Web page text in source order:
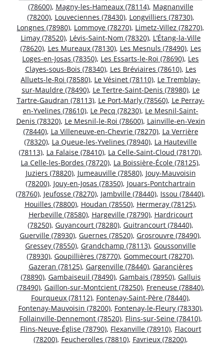
(78600), Magny-les-Hameaux (78114), Magnanville
(78200), Louveciennes (78430), Longvilliers (78730),
Longnes (78980), Lommoye (78270), Limetz-Villez (78270),
Limay (78520), Lévis-Saint-Nom (78320), L’Étang-la-Ville
(78620), Les Mureaux (78130), Les Mesnuls (78490), Les
Loges-en-Josas (78350), Les Essarts-le-Roi (78690), Les
Clayes-sous-Bois (78340), Les Bréviaires (78610), Les
Alluets-le-Roi (78580), Le Vésinet (78110), Le Tremblay-
sur-Mauldre (78490), Le Tertre-Saint-Denis (78980), Le
Tartre-Gaudran (78113), Le Port-Marly (78560), Le Perray-
en-Yvelines (78610), Le Pecq (78230), Le Mesnil-Saint-
Denis (78320), Le Mesnil-le-Roi (78600), Lainville-en-Vexin
(78440), La Villeneuve-en-Chevrie (78270), La Verrière
(78320), La Queue-les-Yvelines (78940), La Hauteville
(78113), La Falaise (78410), La Celle-Saint-Cloud (78170),
La Celle-les-Bordes (78720), La Boissière-École (78125),
Juziers (78820), Jumeauville (78580), Jouy-Mauvoisin
(78200), Jouy-en-Josas (78350), Jouars-Pontchartrain
(78760), Jeufosse (78270), Jambville (78440), Issou (78440),
Houilles (78800), Houdan (78550), Hermeray (78125),
Herbeville (78580), Hargeville (78790), Hardricourt
(78250), Guyancourt (78280), Guitrancourt (78440),
Guerville (78930), Guernes (78520), Grosrouvre (78490),
Gressey (78550), Grandchamp (78113), Goussonville
(78930), Goupillières (78770), Gommecourt (78270),
Gazeran (78125), Gargenville (78440), Garancières
(78890), Gambaiseuil (78490), Gambais (78950), Galluis
(78490), Gaillon-sur-Montcient (78250), Freneuse (78840),
Fourqueux (78112), Fontenay-Saint-Père (78440),
Fontenay-Mauvoisin (78200), Fontenay-le-Fleury (78330),
Follainville-Dennemont (78520), Flins-sur-Seine (78410),
Flins-Neuve-Église (78790), Flexanville (78910), Flacourt
(78200), Feucherolles (78810), Favrieux (78200),